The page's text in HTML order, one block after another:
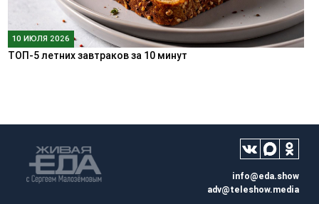
10 ИЮЛЯ 2026
ТОП-5 летних завтраков за 10 минут
info@eda.show
adv@teleshow.media